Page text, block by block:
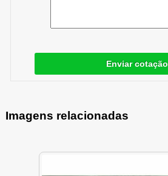
Enviar cotação
Imagens relacionadas